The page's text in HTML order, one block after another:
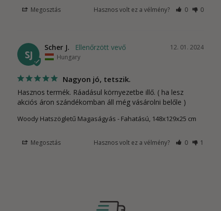
Megosztás Hasznos volt ez a vélmény? 0 0
SJ
12. 01. 2024
Scher J.
Hungary
Nagyon jó, tetszik.
Hasznos termék. Ráadásul környezetbe illő. ( ha lesz
akciós áron szándékomban áll még vásárolni belőle )
Woody Hatszögletű Magaságyás - Fahatású, 148x129x25 cm
Megosztás Hasznos volt ez a vélmény? 0 1